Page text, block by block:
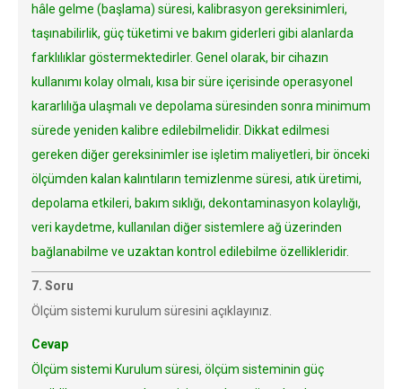
hâle gelme (başlama) süresi, kalibrasyon gereksinimleri,
taşınabilirlik, güç tüketimi ve bakım giderleri gibi alanlarda
farklılıklar göstermektedirler. Genel olarak, bir cihazın
kullanımı kolay olmalı, kısa bir süre içerisinde operasyonel
kararlılığa ulaşmalı ve depolama süresinden sonra minimum
sürede yeniden kalibre edilebilmelidir. Dikkat edilmesi
gereken diğer gereksinimler ise işletim maliyetleri, bir önceki
ölçümden kalan kalıntıların temizlenme süresi, atık üretimi,
depolama etkileri, bakım sıklığı, dekontaminasyon kolaylığı,
veri kaydetme, kullanılan diğer sistemlere ağ üzerinden
bağlanabilme ve uzaktan kontrol edilebilme özellikleridir.
7. Soru
Ölçüm sistemi kurulum süresini açıklayınız.
Cevap
Ölçüm sistemi Kurulum süresi, ölçüm sisteminin güç